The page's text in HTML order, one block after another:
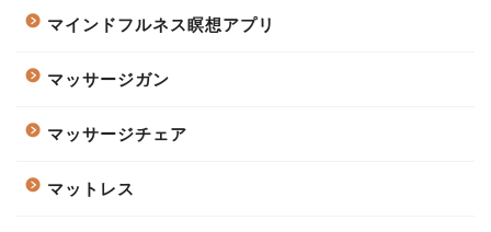
マインドフルネス瞑想アプリ
マッサージガン
マッサージチェア
マットレス